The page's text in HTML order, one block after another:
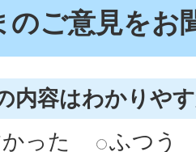
のご意見をお
内容はわかりや
った
ふつう